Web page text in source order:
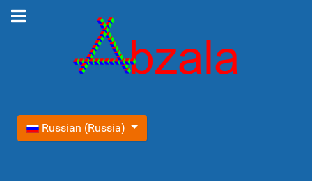
Выберите язык
Russian (Russia)